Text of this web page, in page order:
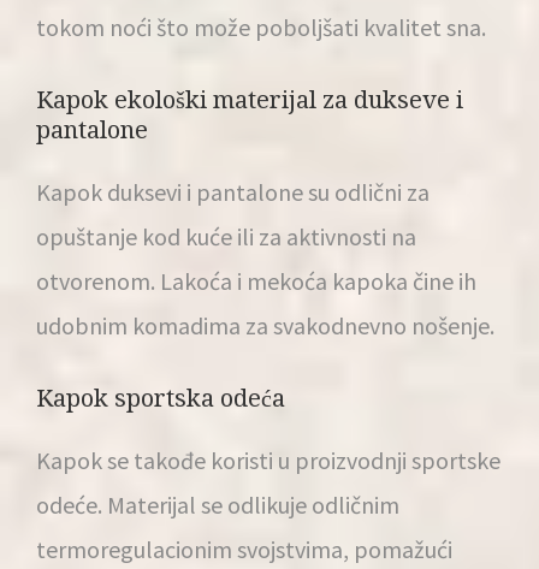
tokom noći što može poboljšati kvalitet sna.
Kapok ekološki materijal za dukseve i
pantalone
Kapok duksevi i pantalone su odlični za
opuštanje kod kuće ili za aktivnosti na
otvorenom. Lakoća i mekoća kapoka čine ih
udobnim komadima za svakodnevno nošenje.
Kapok sportska odeća
Kapok se takođe koristi u proizvodnji sportske
odeće. Materijal se odlikuje odličnim
termoregulacionim svojstvima, pomažući